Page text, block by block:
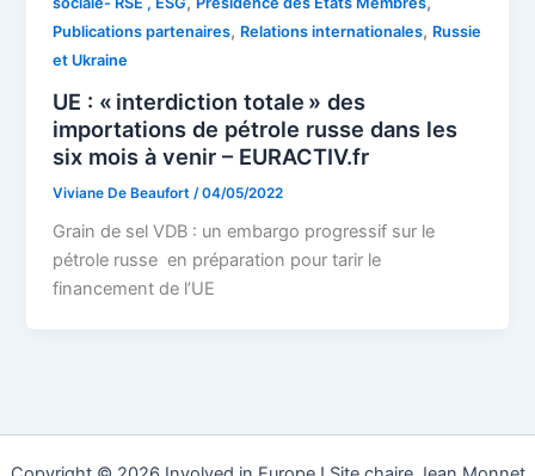
Publications partenaires, Relations internationales, Russie
et Ukraine
UE : « interdiction totale » des
importations de pétrole russe dans les
six mois à venir – EURACTIV.fr
Viviane De Beaufort /04/05/2022
Grain de sel VDB : un embargo progressif sur le
pétrole russe en préparation pour tarir le
financement de l’UE